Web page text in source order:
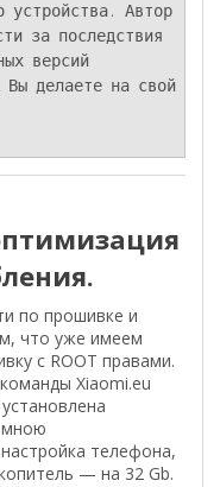
устройства. Автор
за последствия
версий
делаете на свой
по прошивке и
что уже имеем
с ROOT правами.
Xiaomi.eu
мною
телефона,
— на 32 Gb.